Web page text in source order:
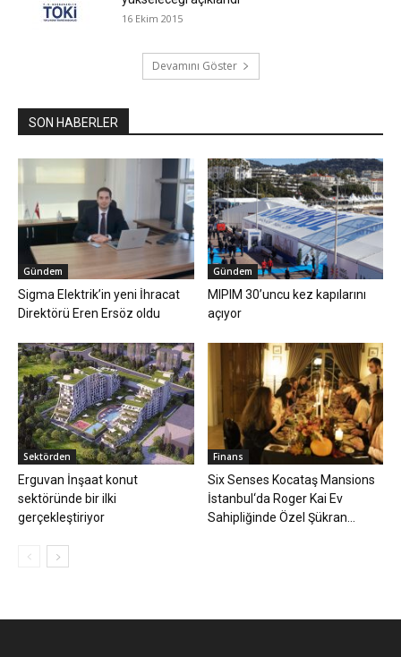
16 Ekim 2015
Devamını Göster
SON HABERLER
Gündem
Sigma Elektrik’in yeni İhracat
Direktörü Eren Ersöz oldu
Gündem
MIPIM 30’uncu kez kapılarını
açıyor
Sektörden
Erguvan İnşaat konut
sektöründe bir ilki
gerçekleştiriyor
Finans
Six Senses Kocataş Mansions
İstanbul‘da Roger Kai Ev
Sahipliğinde Özel Şükran...